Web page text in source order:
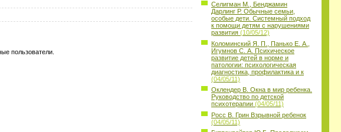
пользователи.
Селигман М., Бенджамин
Дарлинг Р. Обычные семьи,
особые дети. Системный подход
к помощи детям с нарушениями
развития (10/05/12)
Коломинский Я. П., Панько Е. А.,
Игумнов С. А. Психическое
развитие детей в норме и
патологии: психологическая
диагностика, профилактика и к
(04/05/11)
Оклендер В. Окна в мир ребенка.
Руководство по детской
психотерапии (04/05/11)
Росс В. Грин Взрывной ребенок
(04/05/11)